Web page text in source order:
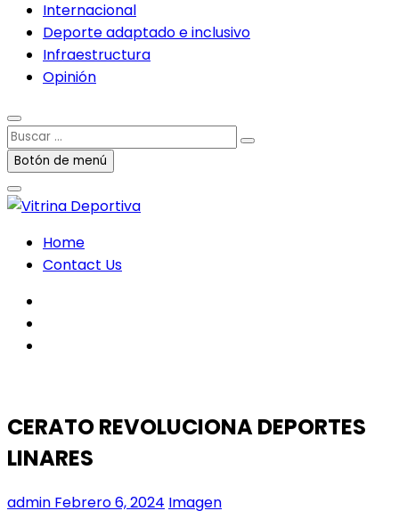
Internacional
Deporte adaptado e inclusivo
Infraestructura
Opinión
Buscar
…Botón de menú
Home
Contact Us
CERATO REVOLUCIONA DEPORTES
LINARES
admin Febrero 6, 2024 Imagen